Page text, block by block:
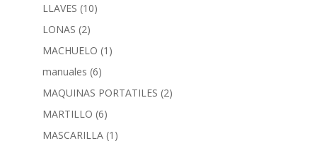
LLAVES (10)
LONAS (2)
MACHUELO (1)
manuales (6)
MAQUINAS PORTATILES (2)
MARTILLO (6)
MASCARILLA (1)